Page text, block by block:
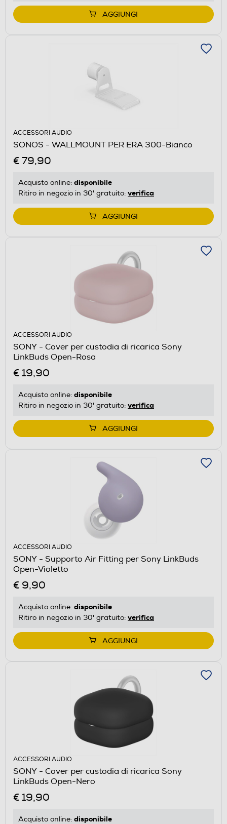
AGGIUNGI
ACCESSORI AUDIO
SONOS - WALLMOUNT PER ERA 300-Bianco
€ 79,90
Acquisto online: disponibile
Ritiro in negozio in 30' gratuito: verifica
AGGIUNGI
ACCESSORI AUDIO
SONY - Cover per custodia di ricarica Sony
LinkBuds Open-Rosa
€ 19,90
Acquisto online: disponibile
Ritiro in negozio in 30' gratuito: verifica
AGGIUNGI
ACCESSORI AUDIO
SONY - Supporto Air Fitting per Sony LinkBuds
Open-Violetto
€ 9,90
Acquisto online: disponibile
Ritiro in negozio in 30' gratuito: verifica
AGGIUNGI
ACCESSORI AUDIO
SONY - Cover per custodia di ricarica Sony
LinkBuds Open-Nero
€ 19,90
Acquisto online: disponibile